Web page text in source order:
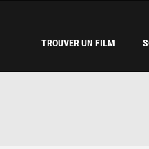
TROUVER UN FILM